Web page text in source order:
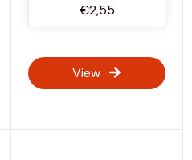
€2,55
View